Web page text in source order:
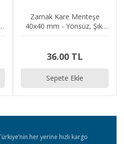
Zamak Kare Menteşe
40x40 mm - Yönsüz, Şık,
36.00 TL
Sepete Ekle
Aldığınız ürünleri Türkiye’nin her yerine hızlı kargo